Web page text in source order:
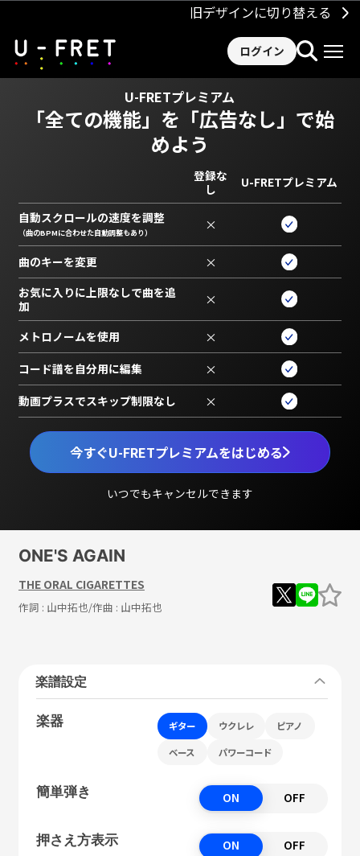
旧デザインに切り替える
ログイン
U-FRETプレミアム
「全ての機能」を 「広告なし」で始
めよう
今すぐU-FRETプレミアムをはじめる
いつでもキャンセルできます
登録な
し
U-FRETプレミアム
自動スクロールの速度を調整
（曲のBPMに合わせた自動調整もあり） ×
曲のキーを変更 ×
お気に入りに上限なしで曲を追
加
×
メトロノームを使用 ×
コード譜を自分用に編集 ×
動画プラスでスキップ制限なし ×
ONE'S AGAIN
THE ORAL CIGARETTES
作詞 : 山中拓也/作曲 : 山中拓也
楽譜設定
楽器 ギター ウクレレ ピアノ
ベース パワーコード
簡単弾き ON OFF
押さえ方表示 ON OFF